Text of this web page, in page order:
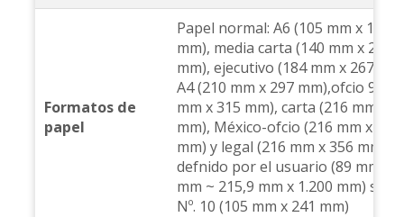
Formatos de
papel
Papel normal: A6 (105 mm x 148
mm), media carta (140 mm x 216
mm), ejecutivo (184 mm x 267
A4 (210 mm x 297 mm),ofcio 9
mm x 315 mm), carta (216 mm x
mm), México-ofcio (216 mm x 340
mm) y legal (216 mm x 356 mm),
defnido por el usuario (89 mm x
mm ~ 215,9 mm x 1.200 mm)
Nº. 10 (105 mm x 241 mm)